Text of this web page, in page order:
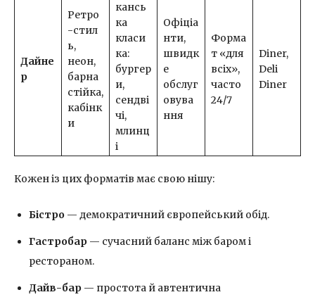
Дайне
р
Ретро
-стил
ь,
неон,
барна
стійка,
кабінк
и
кансь
ка
класи
ка:
бургер
и,
сендві
чі,
млинц
і
Офіціа
нти,
швидк
е
обслуг
овува
ння
Форма
т «для
всіх»,
часто
24/7
Diner,
Deli
Diner
Кожен із цих форматів має свою нішу:
Бістро — демократичний європейський обід.
Гастробар — сучасний баланс між баром і
рестораном.
Дайв-бар — простота й автентична